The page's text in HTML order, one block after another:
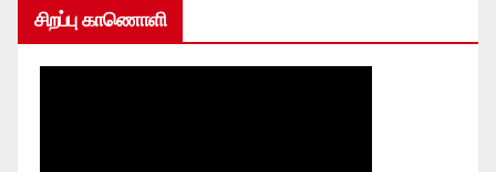
சிறப்பு காணொளி